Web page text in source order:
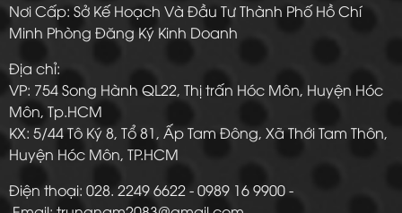
Nơi Cấp: Sở Kế Hoạch Và Đầu Tư Thành Phố Hồ Chí
Minh Phòng Đăng Ký Kinh Doanh
Địa chỉ:
VP: 754 Song Hành QL22, Thị trấn Hóc Môn, Huyện Hóc
Môn, Tp.HCM
KX: 5/44 Tô Ký 8, Tổ 81, Ấp Tam Đông, Xã Thới Tam Thôn,
Huyện Hóc Môn, TP.HCM
Điện thoại: 028. 2249 6622 - 0989 16 9900 -